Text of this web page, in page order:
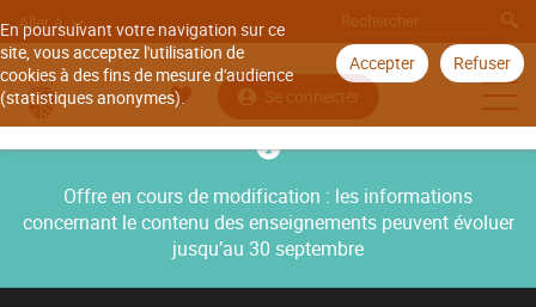
En poursuivant votre navigation sur ce
site, vous acceptez l'utilisation de
cookies à des fins de mesure d'audience
(statistiques anonymes).
Accepter Refuser
Aller à
Se connecter
Offre en cours de modification : les informations
concernant le contenu des enseignements peuvent évoluer
jusqu’au 30 septembre